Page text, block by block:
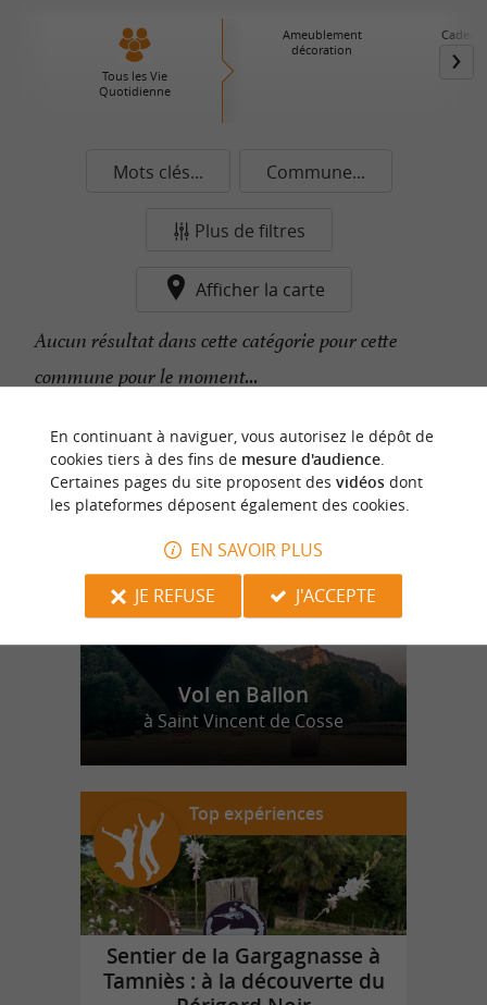
Tous les Vie
Quotidienne
Ameublement
décoration
Mots clés... Commune...
Plus de filtres
Afficher la carte
Aucun résultat dans cette catégorie pour cette
commune pour le moment...
n
o
t
r
e
c
o
u
p
d
e
c
o
e
u
r
Vol en Ballon
à Saint Vincent de Cosse
Top expériences
Sentier de la Gargagnasse à
Tamniès : à la découverte du
En continuant à naviguer, vous autorisez le dépôt de
cookies tiers à des fins de mesure d'audience.
Certaines pages du site proposent des vidéosdont
les plateformes déposent également des cookies.
EN SAVOIR PLUS
JE REFUSE
J'ACCEPTE